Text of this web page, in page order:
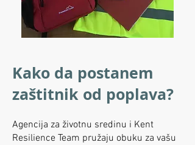
Kako da postanem
zaštitnik od poplava?
Agencija za životnu sredinu i Kent
Resilience Team pružaju obuku za vašu